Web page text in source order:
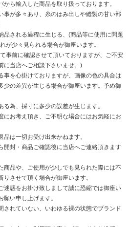
ら輸入した商品を取り扱っております。
事が多々あり、糸のはみ出しや縫製の甘い部
品される過程に生じる、(商品等に使用に問題
が少々見られる場合が御座います。
事前に確認させて頂いておりますが、ご不安
に当店へご相談下さいませ。)
を心掛けておりますが、画像の色の具合は
少の差異が生じる場合が御座います。予め御
為、採寸に多少の誤差が生じます。
にお考え頂き、ご不明な場合にはお気軽にお
は一切お受け出来かねます。
開封・商品ご確認後に当店へご連絡頂きます
商品や、ご使用が少しでも見られた際には不
させて頂く場合が御座います。
迷惑をお掛け致しまして誠に恐縮では御座い
い申し上げます。
れていない、いわゆる裸の状態でブランド